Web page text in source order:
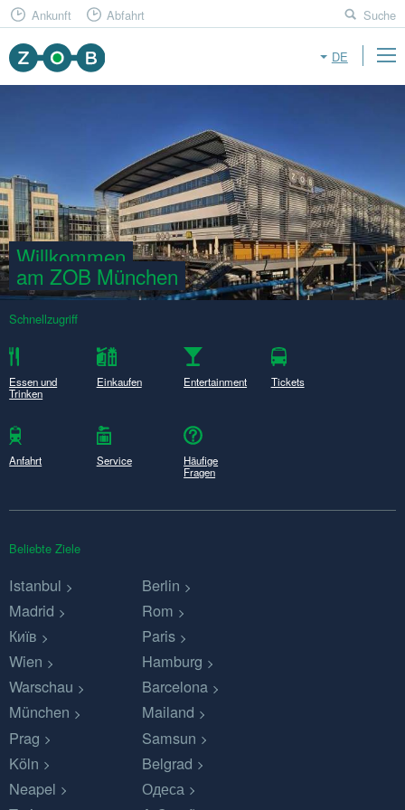
DE
Ankunft Abfahrt Suche
Willkommen
am ZOB München
Schnellzugriff
Essen und
Trinken
Einkaufen Entertainment Tickets
Anfahrt Service
Häufige
Fragen
Beliebte Ziele
Istanbul
Berlin
Madrid
Rom
Київ
Paris
Wien
Hamburg
Warschau
Barcelona
München
Mailand
Prag
Samsun
Köln
Belgrad
Neapel
Одеса